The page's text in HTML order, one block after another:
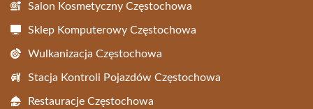
Salon Kosmetyczny Częstochowa
Sklep Komputerowy Częstochowa
Wulkanizacja Częstochowa
Stacja Kontroli Pojazdów Częstochowa
Restauracje Częstochowa